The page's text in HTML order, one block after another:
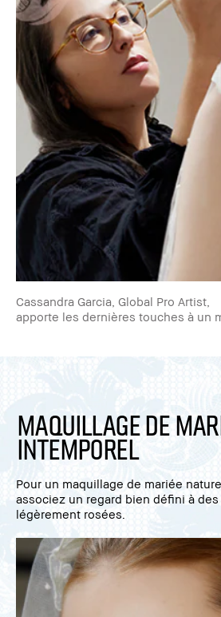
Cassandra Garcia, Global Pro Artist,
apporte les dernières touches à un
Maquillage de
intemporel
Pour un maquillage de mariée
associez un regard bien défini à
légèrement rosées.